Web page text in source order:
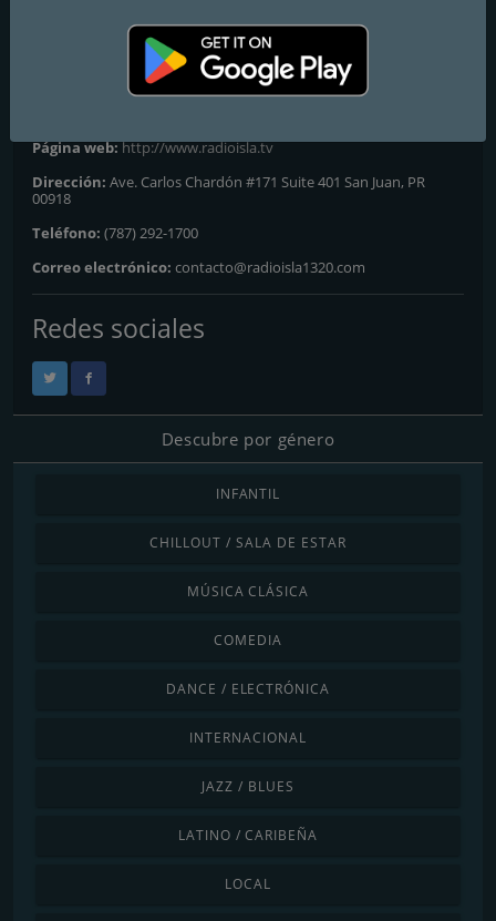
Frecuencias FM
: 1320 AM
Página web:http://www.radioisla.tv
Dirección: Ave. Carlos Chardón #171 Suite 401 San Juan, PR
00918
Teléfono: (787) 292-1700
Correo electrónico: contacto@radioisla1320.com
Redes sociales
Descubre por género
INFANTIL
CHILLOUT / SALA DE ESTAR
MÚSICA CLÁSICA
COMEDIA
DANCE / ELECTRÓNICA
INTERNACIONAL
JAZZ / BLUES
LATINO / CARIBEÑA
LOCAL